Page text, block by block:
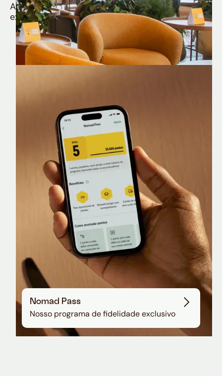
Aproveite todos os benefícios e vantagens
exclusivas da sua Conta Internacional
Nomad Lounge
Sala VIP no Aeroporto de Guarulhos
Nomad Pass
Nosso programa de fidelidade exclusivo